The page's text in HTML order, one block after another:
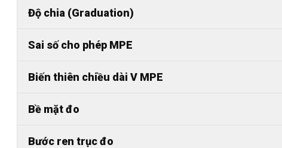
Độ chia (Graduation)
Sai số cho phép MPE
Biến thiên chiều dài V MPE
Bề mặt đo
Bước ren trục đo